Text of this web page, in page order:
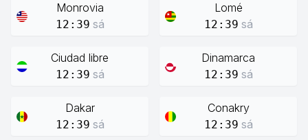
Monrovia
12:39 sá
Lomé
12:39 sá
Ciudad libre
12:39 sá
Dinamarca
12:39 sá
Dakar
12:39 sá
Conakry
12:39 sá